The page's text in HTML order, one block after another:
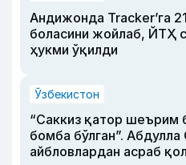
Андижонда Tracker’га
боласини жойлаб, ЙТҲ
ҳукми ўқилди
Ўзбекистон
“Саккиз қатор шеърим
бомба бўлган”.
айбловлардан асраб